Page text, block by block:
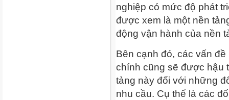
nghiệp có mức độ phát
được xem là một nền
động vận hành của nền
Bên cạnh đó, các vấn
chính cũng sẽ được hậu
tảng này đối với những
nhu cầu. Cụ thể là các